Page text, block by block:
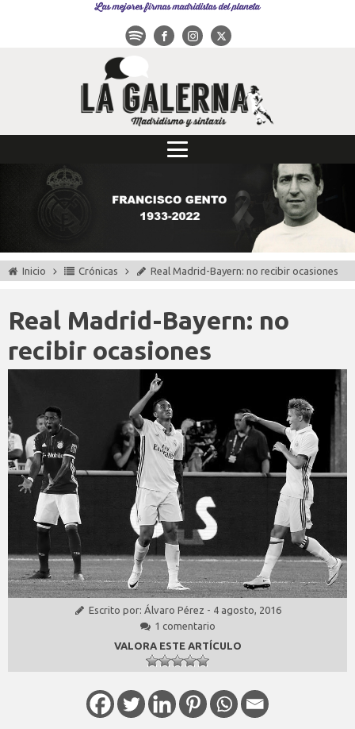
Las mejores firmas madridistas del planeta
Inicio Crónicas Real Madrid-Bayern: no recibir ocasiones
Real Madrid-Bayern: no
recibir ocasiones
Escrito por: Álvaro Pérez - 4 agosto, 2016
1 comentario
VALORA ESTE ARTÍCULO